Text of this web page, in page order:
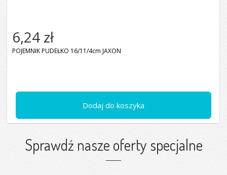
Dodaj do koszyka
6,24 zł
POJEMNIK PUDEŁKO 16/11/4cm JAXON
Sprawdź nasze oferty specjalne